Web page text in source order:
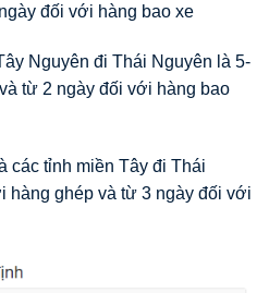
đối với hàng bao xe
Nguyên đi Thái Nguyên là 5-
từ 2 ngày đối với hàng bao
các tỉnh miền Tây đi Thái
hàng ghép và từ 3 ngày đối với